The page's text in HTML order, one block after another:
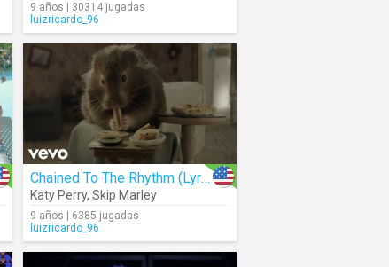
9 años | 30314 jugadas
luizricardo_96
Chained To The Rhythm (Lyrics)
Katy Perry, Skip Marley
9 años | 6385 jugadas
luizricardo_96